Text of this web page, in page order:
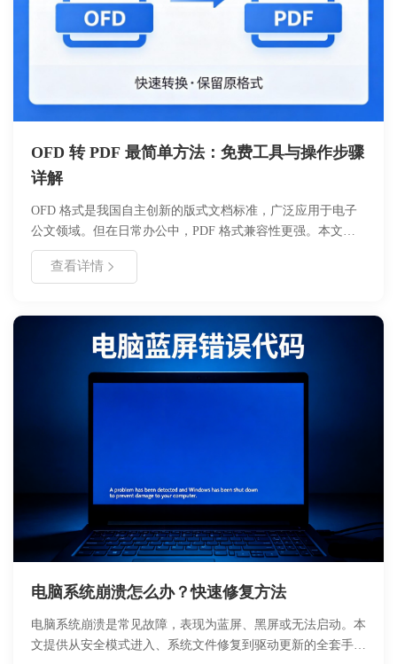
OFD 转 PDF 最简单方法：免费工具与操作步骤
详解
OFD 格式是我国自主创新的版式文档标准，广泛应用于电子
公文领域。但在日常办公中，PDF 格式兼容性更强。本文介
绍如何使用浙舟 OFD 转换工具，免费、安全地将 OFD 文件
转为 PDF。无需复杂配置，三步即可完成转换，保留原文档
查看详情
电脑系统崩溃怎么办？快速修复方法
电脑系统崩溃是常见故障，表现为蓝屏、黑屏或无法启动。本
文提供从安全模式进入、系统文件修复到驱动更新的全套手动